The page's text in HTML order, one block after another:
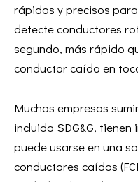
rápidos y precisos
detecte conductores
segundo, más rápido
conductor caído en
Muchas empresas
incluida SDG&G,
puede usarse en una
conductores caídos